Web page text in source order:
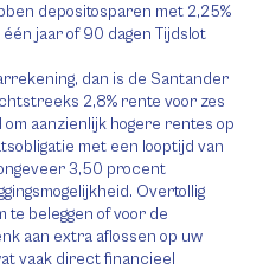
depositosparen met 2,25%
jaar of 90 dagen Tijdslot
dan is de Santander
2,8% rente voor zes
aanzienlijk hogere rentes op
met een looptijd van
3,50 procent
Overtollig
te beleggen of voor de
aan extra aflossen op uw
vaak direct financieel